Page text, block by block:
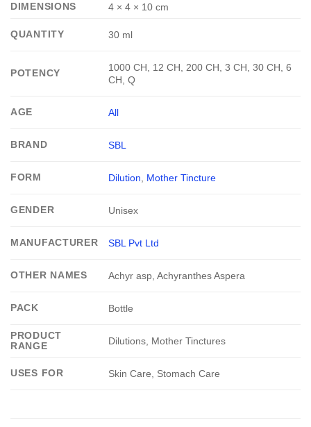
DIMENSIONS
4 × 4 × 10 cm
QUANTITY 30 ml
POTENCY
1000 CH, 12 CH, 200 CH, 3 CH, 30 CH, 6
CH, Q
AGE All
BRAND SBL
FORM Dilution, Mother Tincture
GENDER Unisex
MANUFACTURER SBL Pvt Ltd
OTHER NAMES Achyr asp, Achyranthes Aspera
PACK Bottle
PRODUCT
RANGE
Dilutions, Mother Tinctures
USES FOR Skin Care, Stomach Care